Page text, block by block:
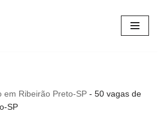
em Ribeirão Preto-SP - 50 vagas de
SP